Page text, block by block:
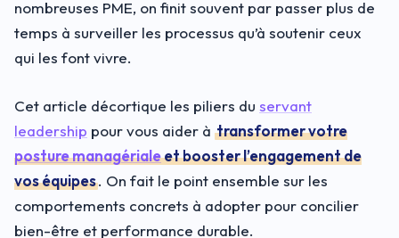
nombreuses PME, on finit souvent par passer plus de
temps à surveiller les processus qu’à soutenir ceux
qui les font vivre.
Cet article décortique les piliers du servant
leadership pour vous aider à transformer votre
posture managérialeet booster l’engagement de
vos équipes. On fait le point ensemble sur les
comportements concrets à adopter pour concilier
bien-être et performance durable.